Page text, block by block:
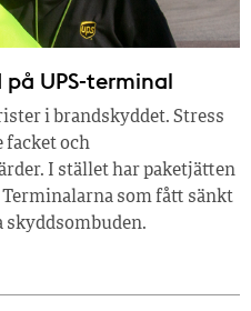
UPS-terminal
i brandskyddet. Stress
facket och
I stället har paketjätten
Terminalarna som fått sänkt
skyddsombuden.